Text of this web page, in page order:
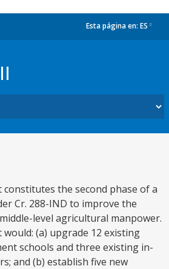
Esta página en: ES
the second phase of a
Cr. 288-IND to improve the
level agricultural manpower.
(a) upgrade 12 existing
schools and three existing in-
and (b) establish five new